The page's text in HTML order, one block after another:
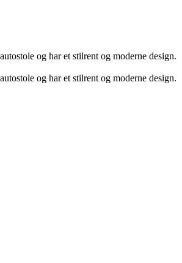
og har et stilrent og moderne design.
og har et stilrent og moderne design.